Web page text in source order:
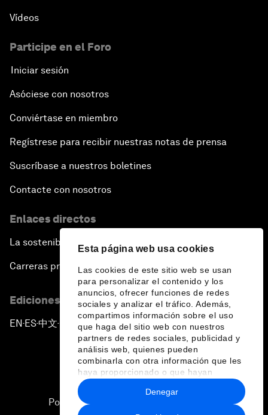
Esta página web usa cookies
Las cookies de este sitio web se usan
para personalizar el contenido y los
anuncios, ofrecer funciones de redes
sociales y analizar el tráfico. Además,
compartimos información sobre el uso
que haga del sitio web con nuestros
partners de redes sociales, publicidad y
análisis web, quienes pueden
combinarla con otra información que les
haya proporcionado o que hayan
recopilado a partir del uso que haya
hecho de sus servicios.
Denegar
Vídeos
Participe en el Foro
Iniciar sesión
Asóciese con nosotros
Conviértase en miembro
Regístrese para recibir nuestras notas de prensa
Suscríbase a nuestros boletines
Contacte con nosotros
Enlaces directos
La sostenibilidad en el Foro
Carreras profesionales
Ediciones en otros idiomas
EN ▪ES▪中文▪ 日本語
Política de privacidad y normas de uso